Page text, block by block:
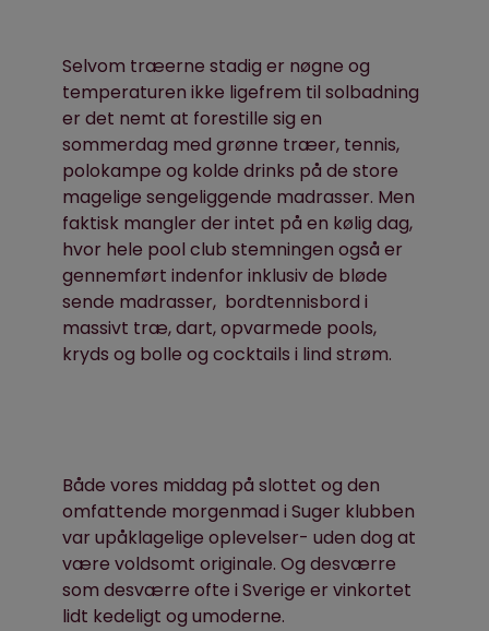
Selvom træerne stadig er nøgne og
temperaturen ikke ligefrem til solbadning
er det nemt at forestille sig en
sommerdag med grønne træer, tennis,
polokampe og kolde drinks på de store
magelige sengeliggende madrasser. Men
faktisk mangler der intet på en kølig dag,
hvor hele pool club stemningen også er
gennemført indenfor inklusiv de bløde
sende madrasser, bordtennisbord i
massivt træ, dart, opvarmede pools,
kryds og bolle og cocktails i lind strøm.
Både vores middag på slottet og den
omfattende morgenmad i Suger klubben
var upåklagelige oplevelser- uden dog at
være voldsomt originale. Og desværre
som desværre ofte i Sverige er vinkortet
lidt kedeligt og umoderne.